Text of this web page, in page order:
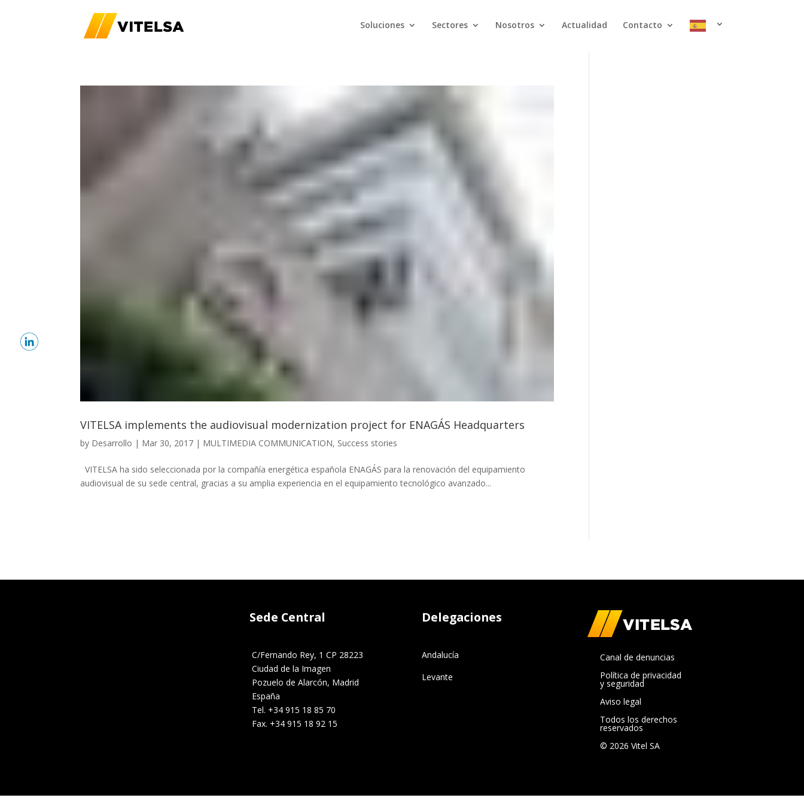
Soluciones Sectores Nosotros Actualidad Contacto
VITELSA implements the audiovisual modernization project for ENAGÁS Headquarters
by Desarrollo | Mar 30, 2017 | MULTIMEDIA COMMUNICATION, Success stories
VITELSA ha sido seleccionada por la compañía energética española ENAGÁS para la renovación del equipamiento
audiovisual de su sede central, gracias a su amplia experiencia en el equipamiento tecnológico avanzado...
Sede Central
C/Fernando Rey, 1 CP 28223
Ciudad de la Imagen
Pozuelo de Alarcón, Madrid
España
Tel. +34 915 18 85 70
Fax. +34 915 18 92 15
Delegaciones
Andalucía
Levante
Canal de denuncias
Política de privacidad
y seguridad
Aviso legal
Todos los derechos
reservados
© 2026 Vitel SA